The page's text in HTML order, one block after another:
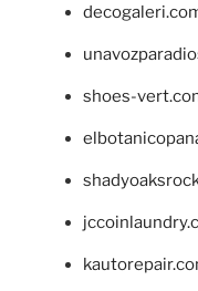
shoes-